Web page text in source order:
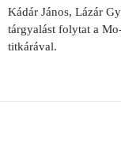
Kádár János, Lázár
tárgyalást folytat a
titkárával.